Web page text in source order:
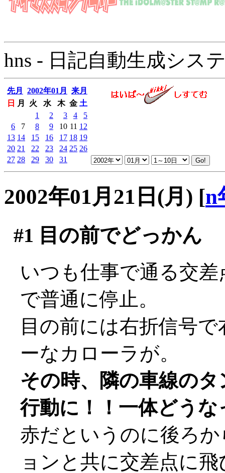
hns - 日記自動生成シス
先月 2002年01月
来月
日
月 火 水 木 金 土
1
2 3 4
5
6
7 8 9 10 11 12
13 14 15 16 17 18 19
20 21 22 23 24 25 26
27 28 29 30 31
2002年01月21日(月) [n
#1 目の前でどっかん
いつも仕事で通る交
で普通に停止。
目の前には右折信号
ーなカローラが。
その時、隣の車線の
行動に！！一体どう
赤だというのに後ろ
ョンと共に交差点に